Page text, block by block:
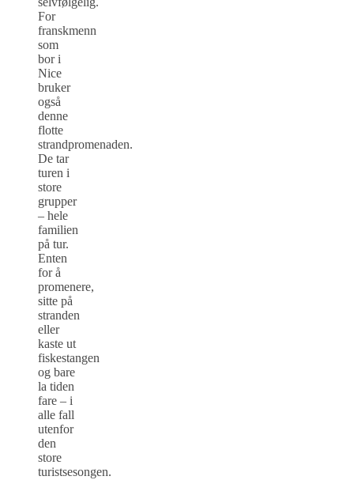
For
franskmenn
som
bor i
Nice
bruker
også
denne
flotte
strandpromenaden.
De tar
turen i
store
grupper
– hele
familien
på tur.
Enten
for å
promenere,
sitte på
stranden
eller
kaste ut
fiskestangen
og bare
la tiden
fare – i
alle fall
utenfor
den
store
turistsesongen.